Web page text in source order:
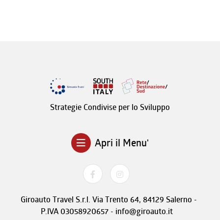
Strategie Condivise per lo Sviluppo
Apri il Menu'
Giroauto Travel S.r.l. Via Trento 64, 84129 Salerno -
P.IVA 03058920657 - info@giroauto.it